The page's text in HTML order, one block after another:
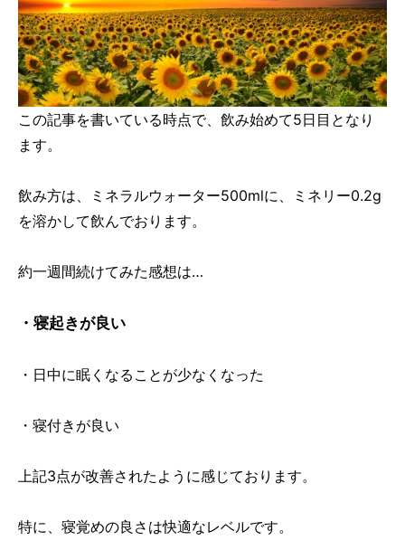
この記事を書いている時点で、飲み始めて5日目となり
ます。
飲み方は、ミネラルウォーター500mlに、ミネリー0.2g
を溶かして飲んでおります。
約一週間続けてみた感想は…
・寝起きが良い
・日中に眠くなることが少なくなった
・寝付きが良い
上記3点が改善されたように感じております。
特に、寝覚めの良さは快適なレベルです。